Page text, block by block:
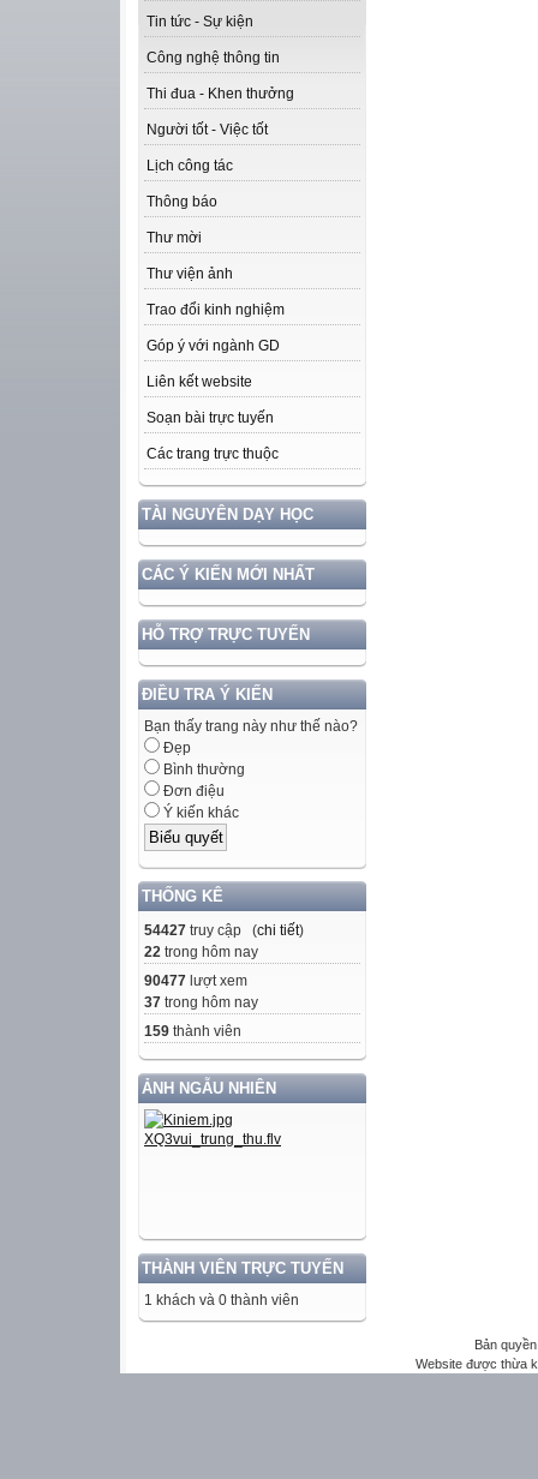
Tin tức - Sự kiện
Công nghệ thông tin
Thi đua - Khen thưởng
Người tốt - Việc tốt
Lịch công tác
Thông báo
Thư mời
Thư viện ảnh
Trao đổi kinh nghiệm
Góp ý với ngành GD
Liên kết website
Soạn bài trực tuyến
Các trang trực thuộc
TÀI NGUYÊN DẠY HỌC
CÁC Ý KIẾN MỚI NHẤT
HỖ TRỢ TRỰC TUYẾN
ĐIỀU TRA Ý KIẾN
Bạn thấy trang này như thế nào?
Đẹp
Bình thường
Đơn điệu
Ý kiến khác
THỐNG KÊ
54427 truy cập (chi tiết)
22 trong hôm nay
90477 lượt xem
37 trong hôm nay
159 thành viên
ẢNH NGẪU NHIÊN
THÀNH VIÊN TRỰC TUYẾN
1 khách và 0 thành viên
Bản
Website được thừa